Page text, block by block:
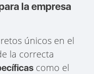
la empresa
únicos en el
la correcta
como el